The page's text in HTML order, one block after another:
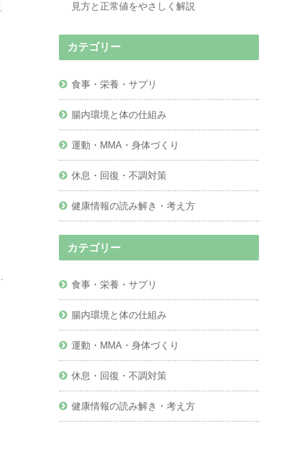
見方と正常値をやさしく解説
カテゴリー
食事・栄養・サプリ
腸内環境と体の仕組み
運動・MMA・身体づくり
休息・回復・不調対策
健康情報の読み解き・考え方
カテゴリー
食事・栄養・サプリ
腸内環境と体の仕組み
運動・MMA・身体づくり
休息・回復・不調対策
健康情報の読み解き・考え方